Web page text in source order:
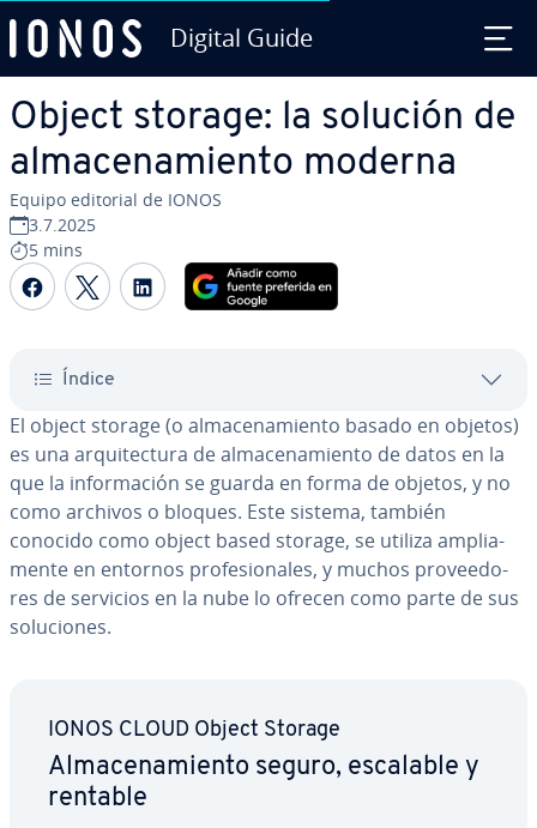
Digital Guide
Object storage: la solución de
al­ma­ce­na­mie­n­to moderna
Equipo editorial de IONOS
3.7.2025
5 mins
Compartir Facebook
Compartir Twitter
Compartir LinkedIn
Índice
El object storage (o al­ma­ce­na­mie­n­to basado en objetos)
es una ar­qui­te­c­tu­ra de al­ma­ce­na­mie­n­to de datos en la
que la in­fo­r­ma­ción se guarda en forma de objetos, y no
como archivos o bloques. Este sistema, también
conocido como object based storage, se utiliza am­plia­
me­n­te en entornos pro­fe­sio­na­les, y muchos pro­vee­do­
res de servicios en la nube lo ofrecen como parte de sus
so­lu­cio­nes.
IONOS CLOUD Object Storage
Al­ma­ce­na­mie­n­to seguro, escalable y
rentable